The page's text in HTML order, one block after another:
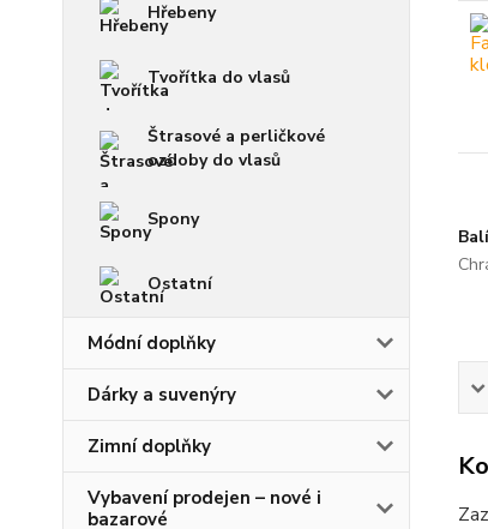
Hřebeny
Tvořítka do vlasů
Štrasové a perličkové
ozdoby do vlasů
Spony
Ostatní
Módní doplňky
Dárky a suvenýry
Zimní doplňky
Vybavení prodejen – nové i
bazarové